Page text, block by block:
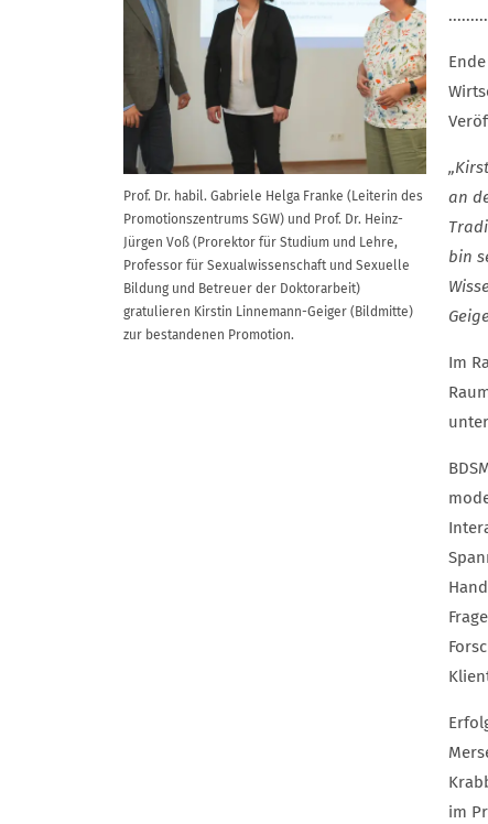
Prof. Dr. habil. Gabriele Helga Franke (Leiterin des
Promotionszentrums SGW) und Prof. Dr. Heinz-
Jürgen Voß (Prorektor für Studium und Lehre,
Professor für Sexualwissenschaft und Sexuelle
Bildung und Betreuer der Doktorarbeit)
gratulieren Kirstin Linnemann-Geiger (Bildmitte)
zur bestandenen Promotion.
an
bin
Im
im